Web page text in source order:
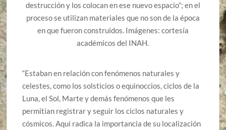
destrucción y los colocan en ese nuevo espacio”; en el
proceso se utilizan materiales que no son de la época
en que fueron construidos. Imágenes: cortesía
académicos del INAH.
“Estaban en relación con fenómenos naturales y
celestes, como los solsticios o equinoccios, ciclos de la
Luna, el Sol, Marte y demás fenómenos que les
permitían registrar y seguir los ciclos naturales y
cósmicos. Aquí radica la importancia de su localización